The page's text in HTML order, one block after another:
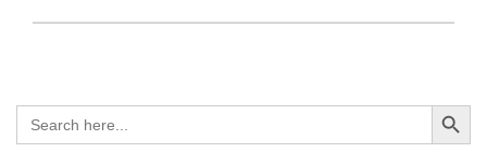
Search
for:
Search Button